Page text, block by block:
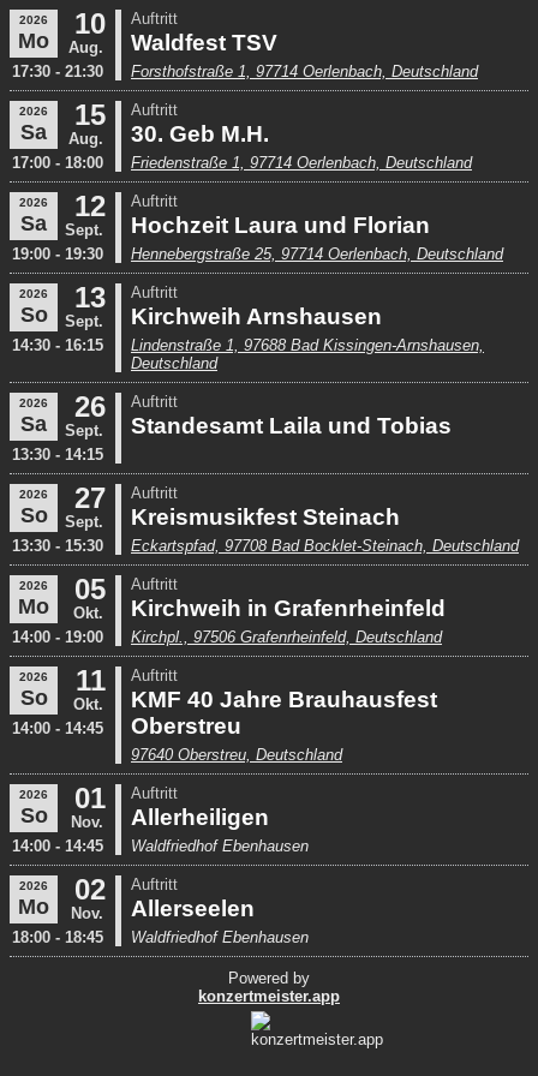
2026
Mo
10
Aug.
17:30 - 21:30
Waldfest TSV
Auftritt
Forsthofstraße 1, 97714 Oerlenbach, Deutschland
2026
Sa
15
Aug.
17:00 - 18:00
30. Geb M.H.
Auftritt
Friedenstraße 1, 97714 Oerlenbach, Deutschland
2026
Sa
12
Sept.
19:00 - 19:30
Hochzeit Laura und Florian
Auftritt
Hennebergstraße 25, 97714 Oerlenbach, Deutschland
2026
So
13
Sept.
14:30 - 16:15
Kirchweih Arnshausen
Auftritt
Lindenstraße 1, 97688 Bad Kissingen-Arnshausen,
Deutschland
2026
Sa
26
Sept.
13:30 - 14:15
Standesamt Laila und Tobias
Auftritt
2026
So
27
Sept.
13:30 - 15:30
Kreismusikfest Steinach
Auftritt
Eckartspfad, 97708 Bad Bocklet-Steinach, Deutschland
2026
Mo
05
Okt.
14:00 - 19:00
Kirchweih in Grafenrheinfeld
Auftritt
Kirchpl., 97506 Grafenrheinfeld, Deutschland
2026
So
11
Okt.
14:00 - 14:45
KMF 40 Jahre Brauhausfest
Oberstreu
Auftritt
97640 Oberstreu, Deutschland
2026
So
01
Nov.
14:00 - 14:45
Allerheiligen
Auftritt
Waldfriedhof Ebenhausen
2026
Mo
02
Nov.
18:00 - 18:45
Allerseelen
Auftritt
Waldfriedhof Ebenhausen
Powered by
konzertmeister.app